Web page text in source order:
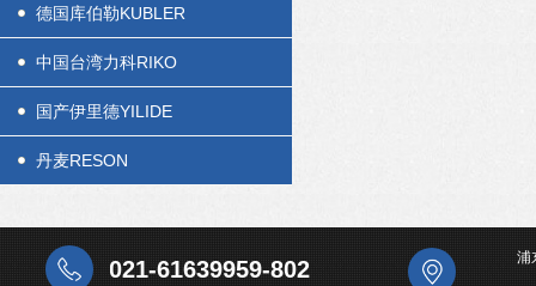
德国库伯勒KUBLER
中国台湾力科RIKO
国产伊里德YILIDE
丹麦RESON
021-61639959-802 浦